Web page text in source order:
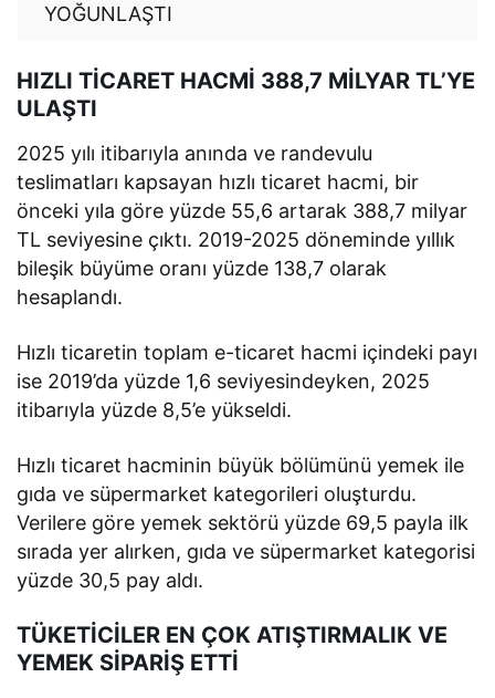
YOĞUNLAŞTI
HIZLI TİCARET HACMİ 388,7 MİLYAR TL’YE
ULAŞTI
2025 yılı itibarıyla anında ve randevulu
teslimatları kapsayan hızlı ticaret hacmi, bir
önceki yıla göre yüzde 55,6 artarak 388,7 milyar
TL seviyesine çıktı. 2019-2025 döneminde yıllık
bileşik büyüme oranı yüzde 138,7 olarak
hesaplandı.
Hızlı ticaretin toplam e-ticaret hacmi içindeki payı
ise 2019’da yüzde 1,6 seviyesindeyken, 2025
itibarıyla yüzde 8,5’e yükseldi.
Hızlı ticaret hacminin büyük bölümünü yemek ile
gıda ve süpermarket kategorileri oluşturdu.
Verilere göre yemek sektörü yüzde 69,5 payla ilk
sırada yer alırken, gıda ve süpermarket kategorisi
yüzde 30,5 pay aldı.
TÜKETİCİLER EN ÇOK ATIŞTIRMALIK VE
YEMEK SİPARİŞ ETTİ